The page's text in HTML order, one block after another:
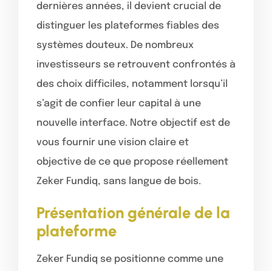
dernières années, il devient crucial de
distinguer les plateformes fiables des
systèmes douteux. De nombreux
investisseurs se retrouvent confrontés à
des choix difficiles, notamment lorsqu’il
s’agit de confier leur capital à une
nouvelle interface. Notre objectif est de
vous fournir une vision claire et
objective de ce que propose réellement
Zeker Fundiq, sans langue de bois.
Présentation générale de la
plateforme
Zeker Fundiq se positionne comme une